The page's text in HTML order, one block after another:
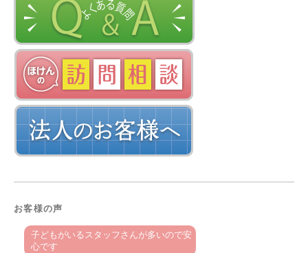
お客様の声
子どもがいるスタッフさんが多いので安
心です